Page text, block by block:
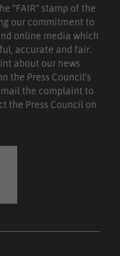
“FAIR” stamp of the
our commitment to
online media which
accurate and fair.
about our news
the Press Council’s
the complaint to
the Press Council on